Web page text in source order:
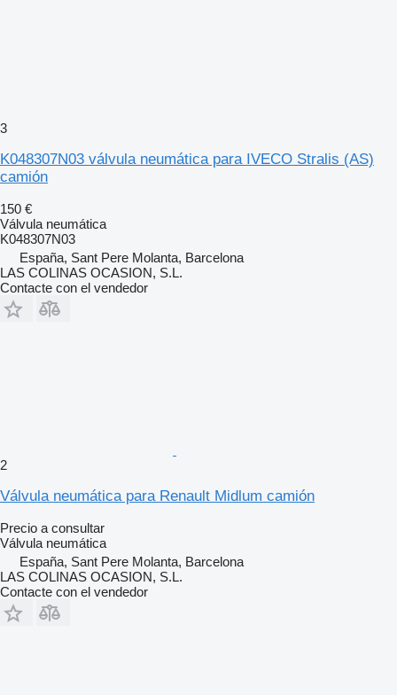
3
K048307N03 válvula neumática para IVECO Stralis (AS)
camión
150 €
Válvula neumática
K048307N03
España, Sant Pere Molanta, Barcelona
LAS COLINAS OCASION, S.L.
Contacte con el vendedor
2
Válvula neumática para Renault Midlum camión
Precio a consultar
Válvula neumática
España, Sant Pere Molanta, Barcelona
LAS COLINAS OCASION, S.L.
Contacte con el vendedor